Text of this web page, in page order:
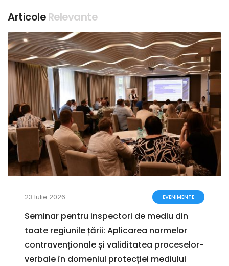
ArticoleRelevante
23 Iulie 2026 EVENIMENTE
Seminar pentru inspectori de mediu din
toate regiunile țării: Aplicarea normelor
contravenționale și validitatea proceselor-
verbale în domeniul protecției mediului